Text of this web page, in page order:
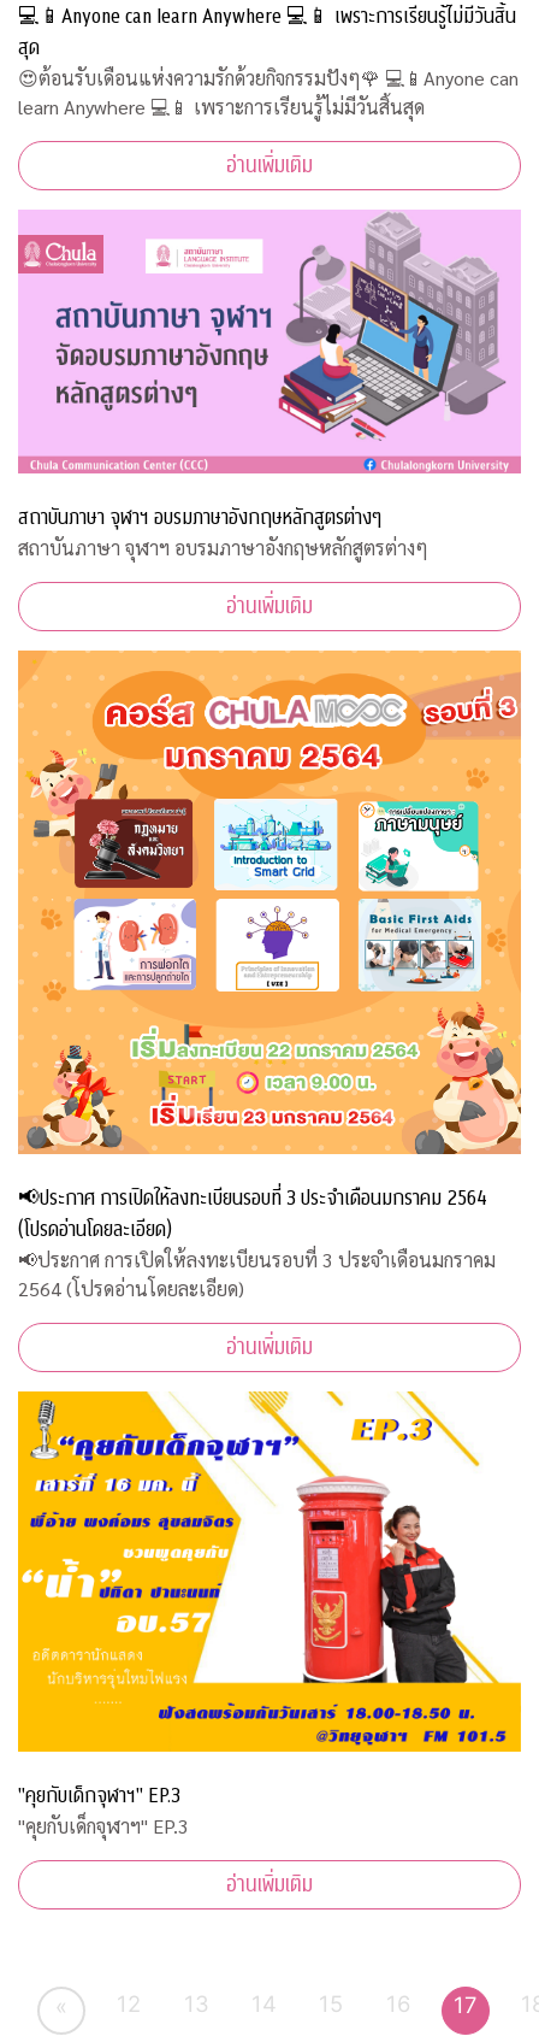
💻📱Anyone can learn Anywhere 💻📱 เพราะการเรียนรู้ไม่มีวันสิ้น
สุด
😍ต้อนรับเดือนแห่งความรักด้วยกิจกรรมปังๆ🌹 💻📱Anyone can
learn Anywhere 💻📱 เพราะการเรียนรู้ไม่มีวันสิ้นสุด
อ่านเพิ่มเติม
สถาบันภาษา จุฬาฯ อบรมภาษาอังกฤษหลักสูตรต่างๆ
สถาบันภาษา จุฬาฯ อบรมภาษาอังกฤษหลักสูตรต่างๆ
อ่านเพิ่มเติม
📢ประกาศ การเปิดให้ลงทะเบียนรอบที่ 3 ประจำเดือนมกราคม 2564
(โปรดอ่านโดยละเอียด)
📢ประกาศ การเปิดให้ลงทะเบียนรอบที่ 3 ประจำเดือนมกราคม
2564 (โปรดอ่านโดยละเอียด)
อ่านเพิ่มเติม
"คุยกับเด็กจุฬาฯ" EP.3
"คุยกับเด็กจุฬาฯ" EP.3
อ่านเพิ่มเติม
« 12 13 14 15 16 17